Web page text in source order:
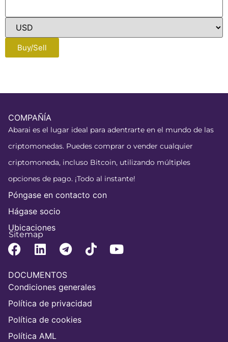
Buy/Sell
COMPAÑÍA
Abarai es el lugar ideal para adentrarte en el mundo de las
criptomonedas. Puedes comprar o vender cualquier
criptomoneda, incluso Bitcoin, utilizando múltiples
opciones de pago. ¡Todo al instante!
Póngase en contacto con
Hágase socio
Ubicaciones
Sitemap
DOCUMENTOS
Condiciones generales
Política de privacidad
Política de cookies
Política AML